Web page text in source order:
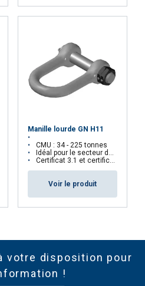
Manille lourde GN H11
CMU : 34 - 225 tonnes
Idéal pour le secteur de l'Offshore
Certificat 3.1 et certificat d'essai uniquement sur demande
Voir le produit
votre disposition pour
!